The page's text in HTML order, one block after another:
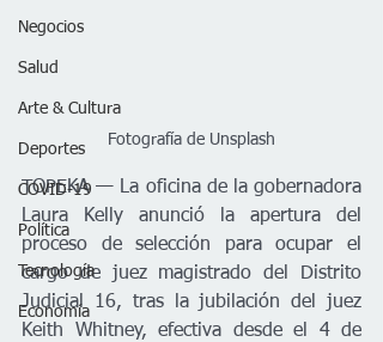
Negocios
Salud
Arte & Cultura
Deportes
COVID-19
Política
Tecnología
Economía
Fotografía de Unsplash
TOPEKA — La oficina de la gobernadora
Laura Kelly anunció la apertura del
proceso de selección para ocupar el
cargo de juez magistrado del Distrito
Judicial 16, tras la jubilación del juez
Keith Whitney, efectiva desde el 4 de